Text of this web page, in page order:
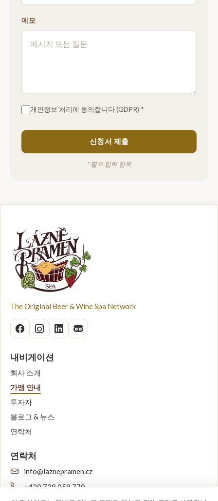
메모
개인정보 처리에 동의합니다 (GDPR) *
신청서 제출
* 필수 입력 항목
The Original Beer & Wine Spa Network
내비게이션
회사 소개
가맹 안내
투자자
블로그 & 뉴스
연락처
연락처
info@laznepramen.cz
+420 728 059 770